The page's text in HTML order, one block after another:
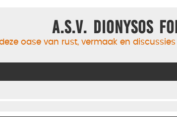
A.S.V. Dionysos
oase van rust, vermaak en